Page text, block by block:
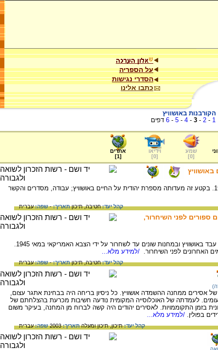
על הספריה
הסדרי נגישות
כתבו אלינו
באושוויץ
1
-
2
-
3
-
4
-
5
-
6 דפים
שמע
[
0
]
וידיאו
[
0
]
אתרים
[
1
]
יהודית הרשקוביץ פרידמן, ילידת הונגריה, 1928. בקטע זה מעדותה מספרת יהודית על החיים באושוויץ; עבודה, מסדרים והקשר
קהל יעד:חטיבה,תיכוןתאריך:-שפה:עברית
ספורים לפני השיחרור,
שמואל בלום יליד קוץ שבצ'כוסלובקיה, 1921. עבד באושוויץ ובמחנות שונים עד לשחרור על ידי הצבא האמריקאי במאי 1945.
האחרונים לפני השיחרור. /למידע מלא...
קהל יעד:חטיבה,תיכוןתאריך:-שפה:עברית
אסירים ממחנה ההשמדה אושוויץ. כל ניסיון בריחה היה בבחינת אתגר עצום,
זעומים. לעמדתה של האוכלוסייה המקומית נודעה חשיבות מכרעת בהצלחתם של
בזמן התקוממויות. לאסירים יהודים היה קשה לברוח מן המחנה, בעיקר משום
בפולין. /למידע מלא...
קהל יעד:תיכון,תיכון ומעלהתאריך:2003 שפה:עברית